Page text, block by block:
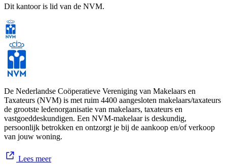
U kiest voor Koppes Makelaardij als uw NVM-makelaar, want u
wilt een duidelijke en actieve makelaar die veel werk maakt van de
verkoop/verhuur en de presentatie van de woning en de projecten!
Dit kantoor is lid van de NVM.
De Nederlandse Coöperatieve Vereniging van Makelaars en
Taxateurs (NVM) is met ruim 4400 aangesloten makelaars/taxateurs
de grootste ledenorganisatie van makelaars, taxateurs en
vastgoeddeskundigen. Een NVM-makelaar is deskundig,
persoonlijk betrokken en ontzorgt je bij de aankoop en/of verkoop
van jouw woning.
Lees meer